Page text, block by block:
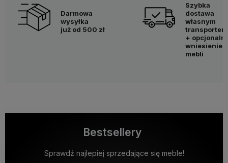
Darmowa
wysyłka
już od 500 zł
Szybka
dostawa
własnym
transportem
+
wniesienie
mebli
Bestsellery
Sprawdź najlepiej sprzedające się meble!